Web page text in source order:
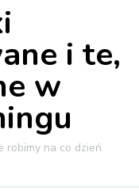
i te,
w
robimy na co dzień